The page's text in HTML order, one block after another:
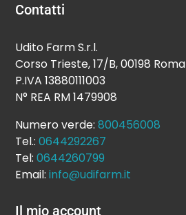
Contatti
Udito Farm S.r.l.
Corso Trieste, 17/B, 00198 Roma
P.IVA 13880111003
N° REA RM 1479908
Numero verde:800456008
Tel.:0644292267
Tel:0644260799
Email:info@udifarm.it
Il mio account